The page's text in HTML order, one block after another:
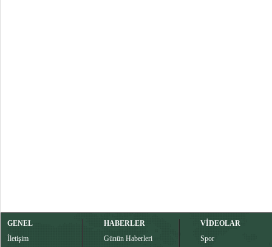
GENEL
İletişim
HABERLER
Günün Haberleri
VİDEOLAR
Spor